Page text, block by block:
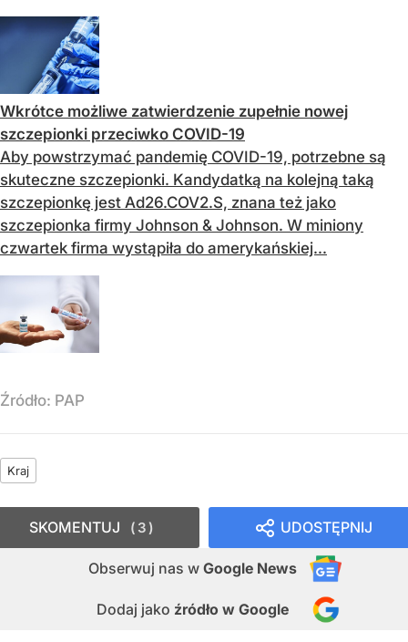
Wkrótce możliwe zatwierdzenie zupełnie nowej
szczepionki przeciwko COVID-19
Aby powstrzymać pandemię COVID-19, potrzebne są
skuteczne szczepionki. Kandydatką na kolejną taką
szczepionkę jest Ad26.COV2.S, znana też jako
szczepionka firmy Johnson & Johnson. W miniony
czwartek firma wystąpiła do amerykańskiej...
Źródło: PAP
Kraj
UDOSTĘPNIJ
Obserwuj nas w Google News
Dodaj jako źródło w Google
SKOMENTUJ 3